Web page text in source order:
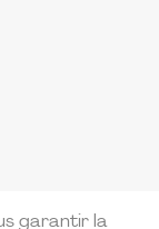
garantir la